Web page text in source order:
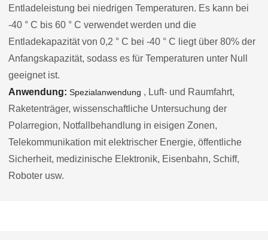
Entladeleistung bei niedrigen Temperaturen. Es kann bei
-40 ° C bis 60 ° C verwendet werden und die
Entladekapazität von 0,2 ° C bei -40 ° C liegt über 80% der
Anfangskapazität, sodass es für Temperaturen unter Null
geeignet ist.
Anwendung: Spezialanwendung , Luft- und Raumfahrt,
Raketenträger, wissenschaftliche Untersuchung der
Polarregion, Notfallbehandlung in eisigen Zonen,
Telekommunikation mit elektrischer Energie, öffentliche
Sicherheit, medizinische Elektronik, Eisenbahn, Schiff,
Roboter usw.